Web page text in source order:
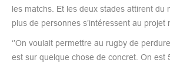
les matchs. Et les deux stades attirent du
plus de personnes s’intéressent au projet
‘’On voulait permettre au rugby de
est sur quelque chose de concret. On est